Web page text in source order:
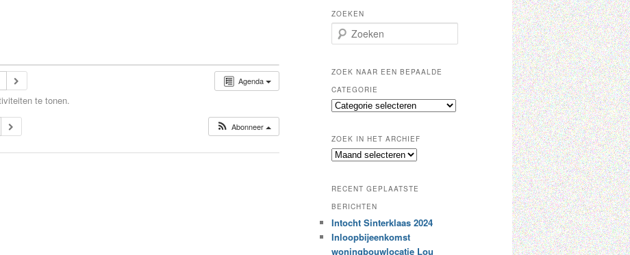
Agenda
te tonen.
Abonneer
ZOEKEN
o
k
n
ZOEK NAAR EEN BEPAALDE
CATEGORIE
Z
k
n
e
e
n
b
ZOEK IN HET ARCHIEF
Z
k
i
n
h
RECENT GEPLAATSTE
BERICHTEN
Intocht Sinterklaas 2024
Inloopbijeenkomst
woningbouwlocatie Lou